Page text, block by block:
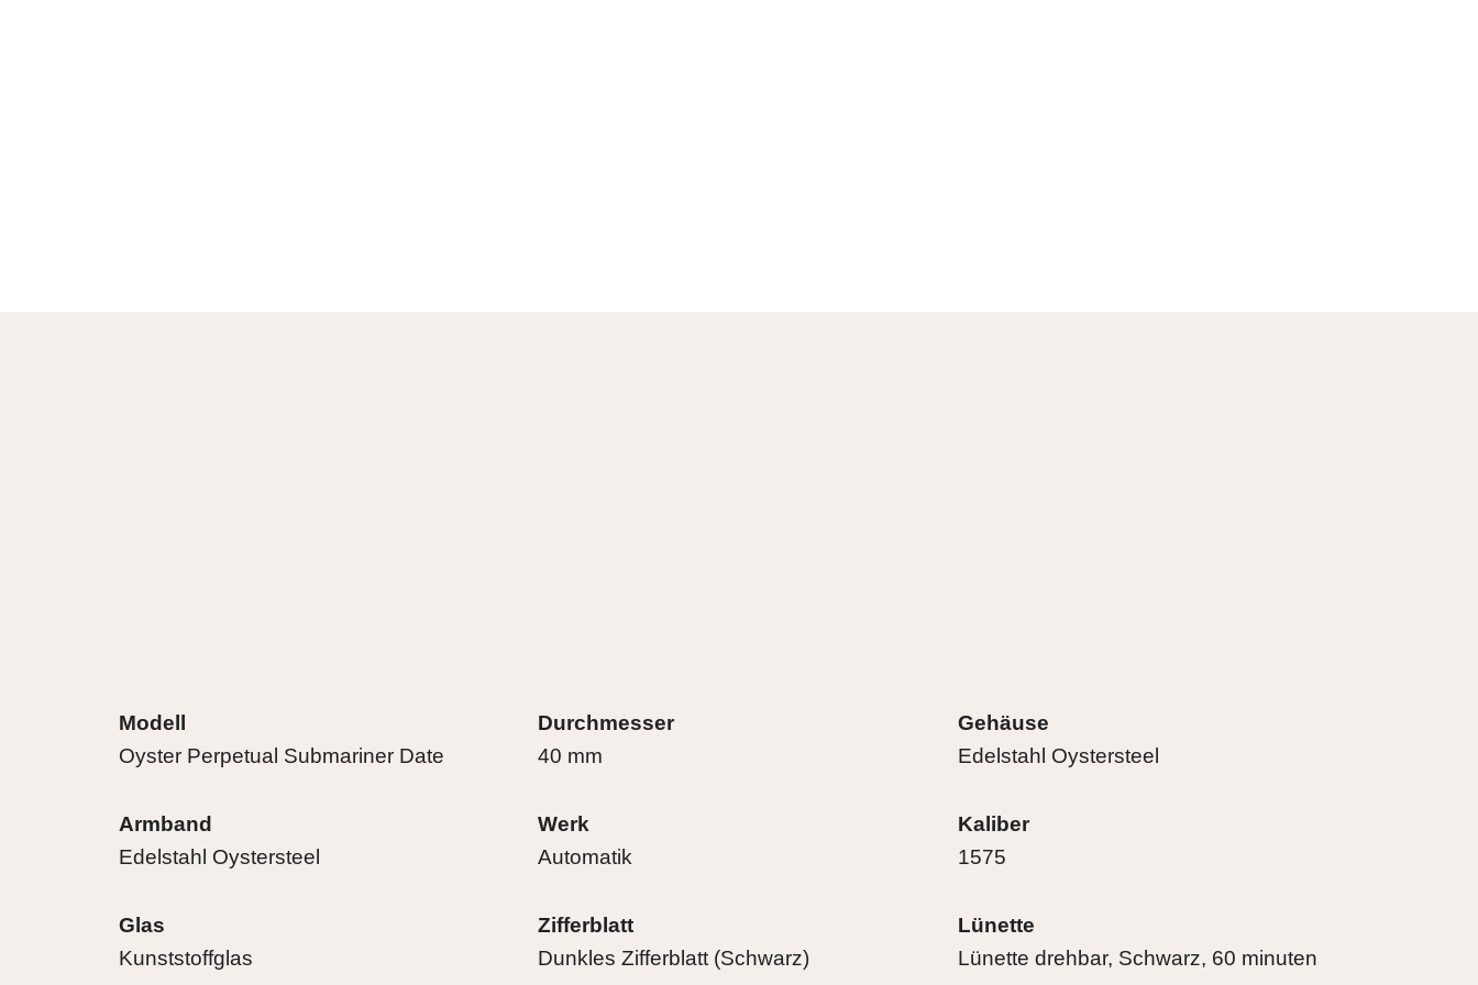
Modell
Oyster Perpetual Submariner Date
Durchmesser
40 mm
Gehäuse
Edelstahl Oystersteel
Armband
Edelstahl Oystersteel
Werk
Automatik
Kaliber
1575
Glas
Kunststoffglas
Zifferblatt
Dunkles Zifferblatt (Schwarz)
Lünette
Lünette drehbar, Schwarz, 60 minuten